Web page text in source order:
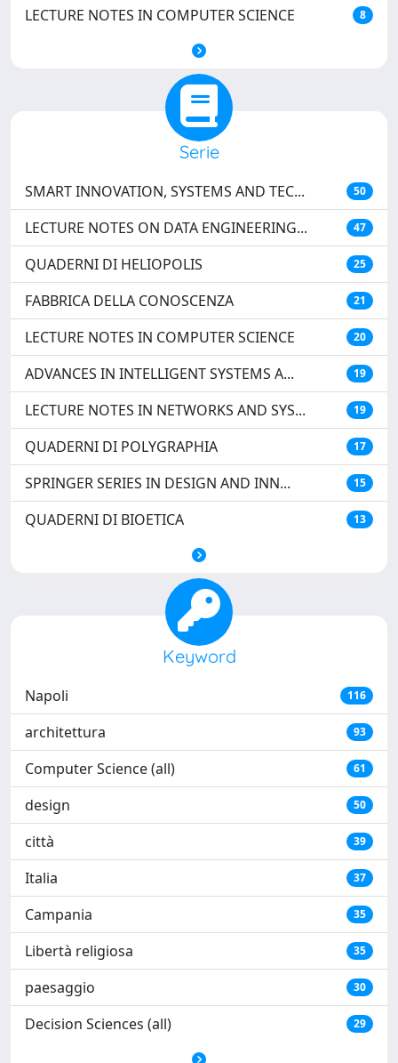
LECTURE NOTES IN COMPUTER SCIENCE 8
Serie
SMART INNOVATION, SYSTEMS AND TEC... 50
LECTURE NOTES ON DATA ENGINEERING... 47
QUADERNI DI HELIOPOLIS 25
FABBRICA DELLA CONOSCENZA 21
LECTURE NOTES IN COMPUTER SCIENCE 20
ADVANCES IN INTELLIGENT SYSTEMS A... 19
LECTURE NOTES IN NETWORKS AND SYS... 19
QUADERNI DI POLYGRAPHIA 17
SPRINGER SERIES IN DESIGN AND INN... 15
QUADERNI DI BIOETICA 13
Keyword
Napoli 116
architettura 93
Computer Science (all) 61
design 50
città 39
Italia 37
Campania 35
Libertà religiosa 35
paesaggio 30
Decision Sciences (all) 29